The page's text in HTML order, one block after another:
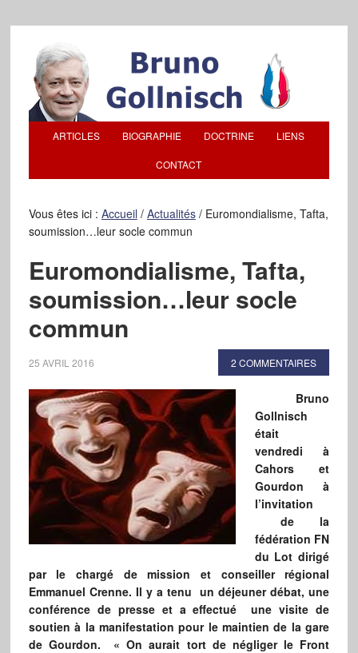
ARTICLES BIOGRAPHIE DOCTRINE LIENS
CONTACT
Vous êtes ici : Accueil / Actualités /Euromondialisme, Tafta,
soumission…leur socle commun
Euromondialisme, Tafta,
soumission…leur socle
commun
25 AVRIL 2016 2 COMMENTAIRES
Bruno
Gollnisch
était
vendredi à
Cahors et
Gourdon à
l’invitation
de la
fédération FN
du Lot dirigé
par le chargé de mission et conseiller régional
Emmanuel Crenne. Il y a tenu un déjeuner débat, une
conférence de presse et a effectué une visite de
soutien à la manifestation pour le maintien de la gare
de Gourdon. « On aurait tort de négliger le Front